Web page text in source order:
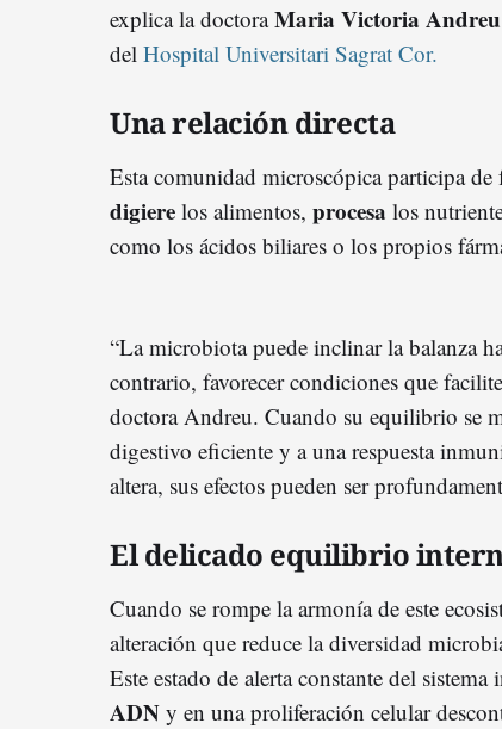
explica la doctoraMaria Victoria Andreu
del Hospital Universitari Sagrat Cor.
Una relación directa
Esta comunidad microscópica participa
digiere los alimentos, procesa los
como los ácidos biliares o los propios
“La microbiota puede inclinar la balanza
contrario, favorecer condiciones que
doctora Andreu. Cuando su equilibrio se
digestivo eficiente y a una respuesta
altera, sus efectos pueden ser
El delicado equilibrio
Cuando se rompe la armonía de este
alteración que reduce la diversidad
Este estado de alerta constante del
ADN y en una proliferación celular